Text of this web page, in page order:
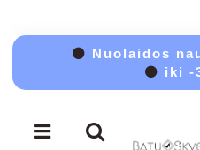
⚫ Nuolaidos
⚫ iki -